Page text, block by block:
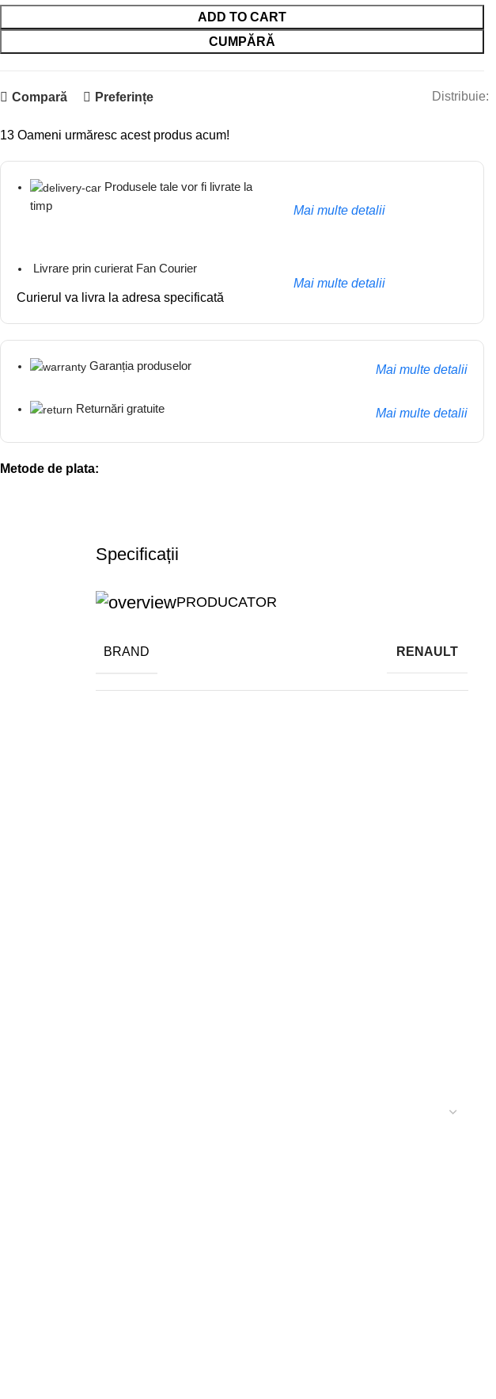
ADD TO CART
CUMPĂRĂ
Compară Preferințe Distribuie:
13 Oameni urmăresc acest produs acum!
Produsele tale vor fi livrate la
timp
Mai multe detalii
Livrare prin curierat Fan Courier
Curierul va livra la adresa specificată
Mai multe detalii
Garanția produselor Mai multe detalii
Returnări gratuite Mai multe detalii
Metode de plata:
Specificații
PRODUCATOR
BRAND RENAULT